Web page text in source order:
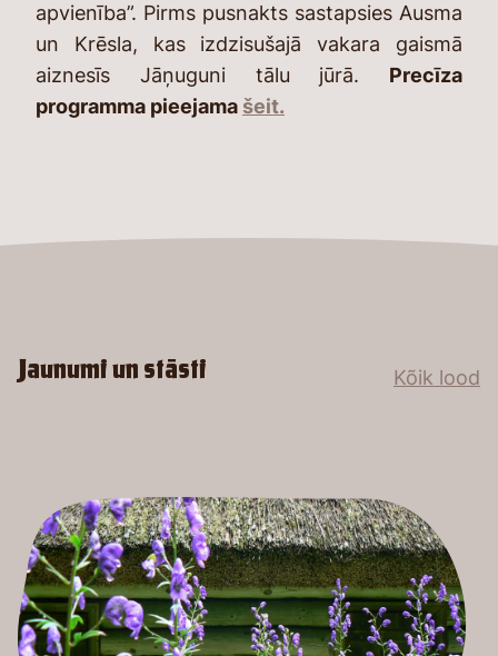
apvienība”. Pirms pusnakts sastapsies Ausma
un Krēsla, kas izdzisušajā vakara gaismā
aiznesīs Jāņuguni tālu jūrā. Precīza
programma pieejama šeit.
Jaunumi un stāsti Kõik lood